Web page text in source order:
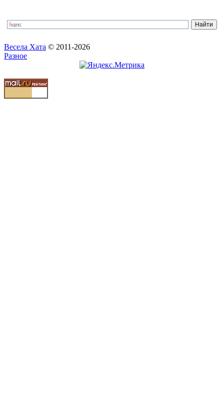
Весела Хата © 2011-2026
Разное